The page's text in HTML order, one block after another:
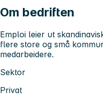
Om bedriften
Emploi leier ut
flere store og små
medarbeidere.
Sektor
Privat